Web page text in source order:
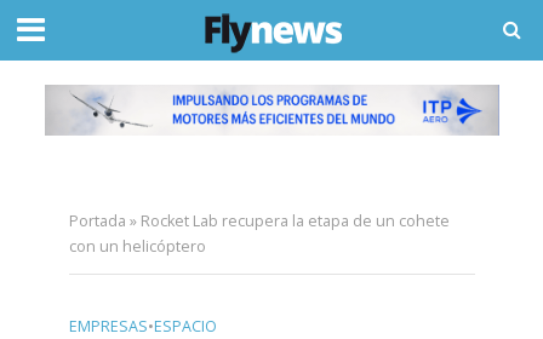
Portada » Rocket Lab recupera la etapa de un cohete
con un helicóptero
EMPRESAS•ESPACIO